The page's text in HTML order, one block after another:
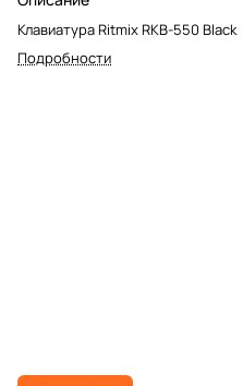
Клавиатура Ritmix RKB-550 Black
Подробности